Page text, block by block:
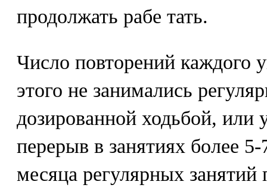
продолжать рабе тать.
Число повторений каждого
этого не занимались
дозированной ходьбой,
перерыв в занятиях более
месяца регулярных занятий